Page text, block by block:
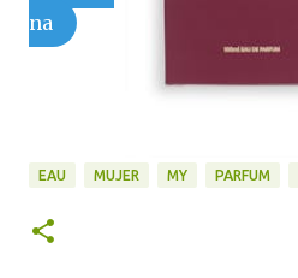
na
EAU MUJER MY PARFUM